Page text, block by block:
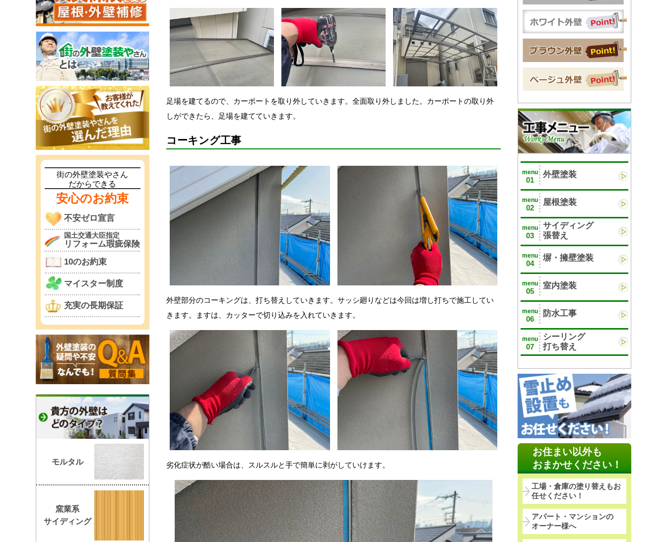
足場を建てるので、カーポートを取り外していきます。 全面取り外しました。
カーポートの取り外
しができたら、足場を建てていきます。
コーキング工事
外壁部分のコーキングは、打ち替えしていきます。サッシ廻りなどは今回は増し打ちで施工してい
きます。ますは、カッターで切り込みを入れていきます。
劣化症状が酷い場合は、スルスルと手で簡単に剥がしていけます。
menu
01
外壁塗装
menu
02
屋根塗装
menu
03
サイディング
張替え
menu
04
塀・擁壁塗装
menu
05
室内塗装
menu
06
防水工事
menu
07
シーリング
打ち替え
お住まい以外も
おまかせください！
工場・倉庫の塗り替えもお
任せください！
アパート・マンションの
オーナー様へ
街の外壁塗装やさん
だからできる
安心のお約束
不安ゼロ宣言
国土交通大臣指定
リフォーム瑕疵保険
10のお約束
マイスター制度
充実の長期保証
モルタル
窯業系
サイディング